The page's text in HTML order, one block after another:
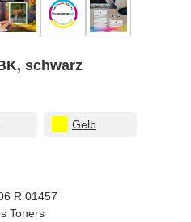
schwarz
Gelb
R 01457
Toners